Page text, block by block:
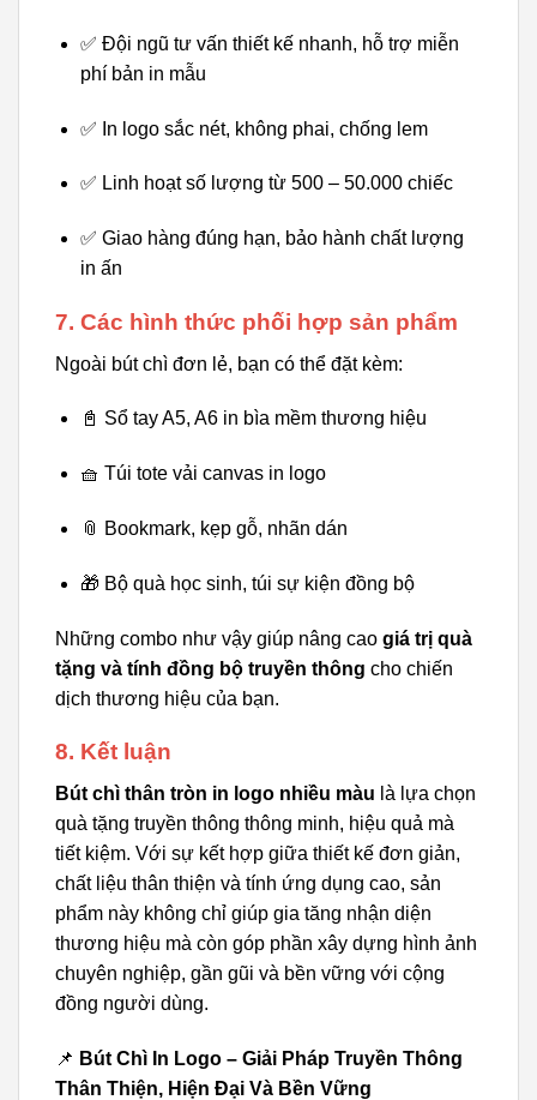
✅ Đội ngũ tư vấn thiết kế nhanh, hỗ trợ miễn
phí bản in mẫu
✅ In logo sắc nét, không phai, chống lem
✅ Linh hoạt số lượng từ 500 – 50.000 chiếc
✅ Giao hàng đúng hạn, bảo hành chất lượng
in ấn
7. Các hình thức phối hợp sản phẩm
Ngoài bút chì đơn lẻ, bạn có thể đặt kèm:
📓 Sổ tay A5, A6 in bìa mềm thương hiệu
🧺 Túi tote vải canvas in logo
📎 Bookmark, kẹp gỗ, nhãn dán
🎁 Bộ quà học sinh, túi sự kiện đồng bộ
Những combo như vậy giúp nâng cao giá trị quà
tặng và tính đồng bộ truyền thông cho chiến
dịch thương hiệu của bạn.
8. Kết luận
Bút chì thân tròn in logo nhiều màu là lựa chọn
quà tặng truyền thông thông minh, hiệu quả mà
tiết kiệm. Với sự kết hợp giữa thiết kế đơn giản,
chất liệu thân thiện và tính ứng dụng cao, sản
phẩm này không chỉ giúp gia tăng nhận diện
thương hiệu mà còn góp phần xây dựng hình ảnh
chuyên nghiệp, gần gũi và bền vững với cộng
đồng người dùng.
📌 Bút Chì In Logo – Giải Pháp Truyền Thông
Thân Thiện, Hiện Đại Và Bền Vững